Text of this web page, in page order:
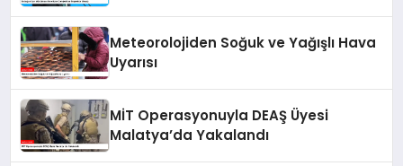
Meteorolojiden Soğuk ve Yağışlı Hava
Uyarısı
MİT Operasyonuyla DEAŞ Üyesi
Malatya’da Yakalandı